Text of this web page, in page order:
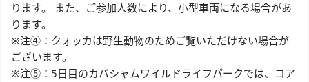
ります。 また、ご参加人数により、小型車両になる場合があ
ります。
※注④：クォッカは野生動物のためご覧いただけない場合が
ございます。
※注⑤：5日目のカバシャムワイルドライフパークでは、コア